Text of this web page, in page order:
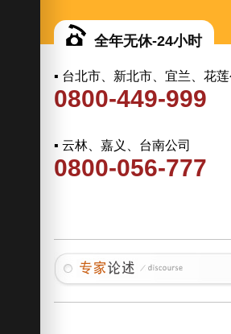
全年无休-24小时
▪ 台北市、新北市、宜兰、花莲
0800-449-999
▪ 云林、嘉义、台南公司
0800-056-777